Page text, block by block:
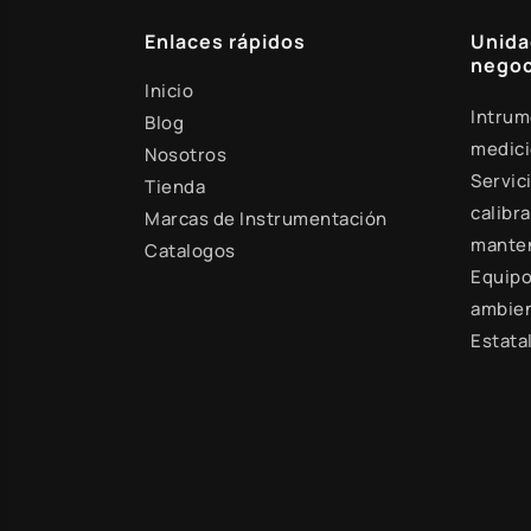
Enlaces rápidos
Inicio
Blog
Nosotros
Tienda
Marcas de Instrumentación
Catalogos